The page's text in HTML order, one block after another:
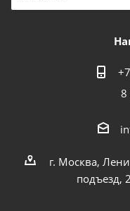
8
г. Москва,
подъезд,